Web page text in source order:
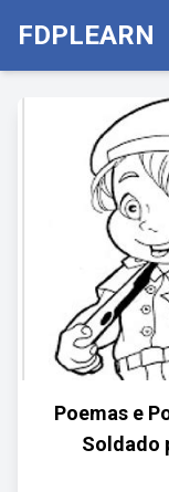
FDPLEARN
Poemas e
Soldado